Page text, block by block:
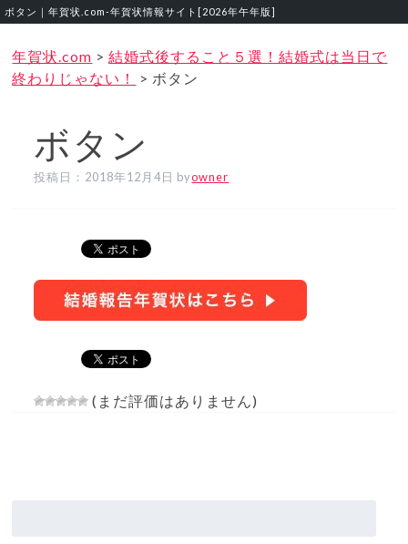
ボタン｜年賀状.com‐年賀状情報サイト[2026年午年版]
年賀状.com >結婚式後すること５選！結婚式は当日で
終わりじゃない！
> ボタン
ボタン
投稿日： 2018年12月4日 byowner
(まだ評価はありません)